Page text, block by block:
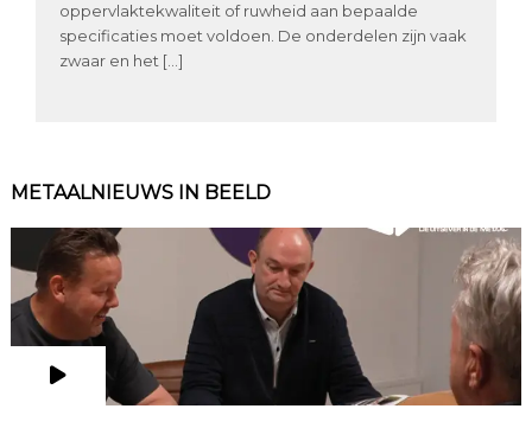
oppervlaktekwaliteit of ruwheid aan bepaalde
specificaties moet voldoen. De onderdelen zijn vaak
zwaar en het […]
METAALNIEUWS IN BEELD